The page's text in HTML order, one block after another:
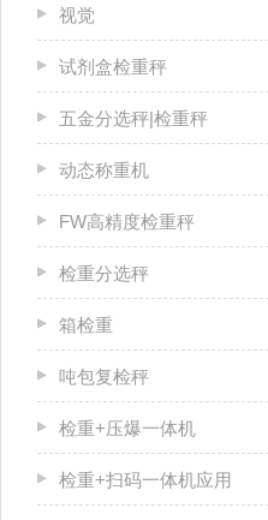
视觉
试剂盒检重秤
五金分选秤|检重秤
动态称重机
FW高精度检重秤
检重分选秤
箱检重
吨包复检秤
检重+压爆一体机
检重+扫码一体机应用